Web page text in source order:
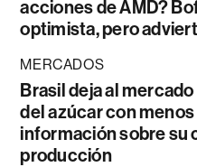
acciones de AMD?
optimista, pero
MERCADOS
Brasil deja al
del azúcar con menos
información sobre su
producción